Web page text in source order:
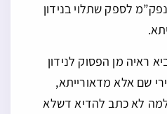
לספק שתלוי בנידון
ראיה מן הפסוק לנידון
שם אלא מדאורייתא,
למה לא כתב להדיא דשלא